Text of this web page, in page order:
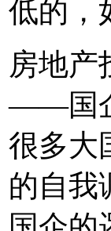
低的，
房地产
——国
很多大
的自我